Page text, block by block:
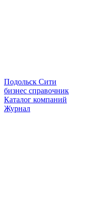
Подольск Сити
бизнес справочник
Каталог компаний
Журнал